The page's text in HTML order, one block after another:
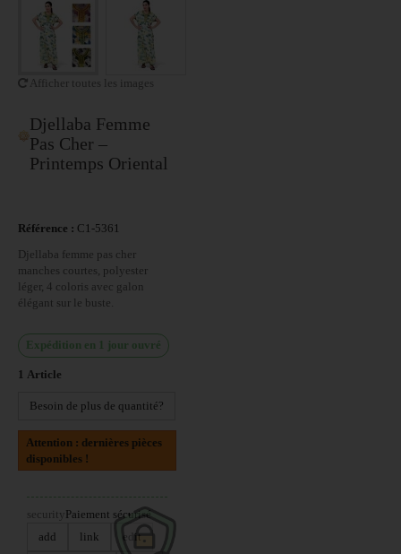
Afficher toutes les images
Djellaba Femme
Pas Cher –
Printemps Oriental
Référence : C1-5361
Djellaba femme pas cher
manches courtes, polyester
léger, 4 coloris avec galon
élégant sur le buste.
Expédition en 1 jour ouvré
1 Article
Besoin de plus de quantité?
Attention : dernières pièces
disponibles !
security Paiement sécurisé
add
link edit